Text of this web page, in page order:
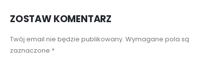
ZOSTAW KOMENTARZ
Twój email nie będzie publikowany. Wymagane pola są
zaznaczone *